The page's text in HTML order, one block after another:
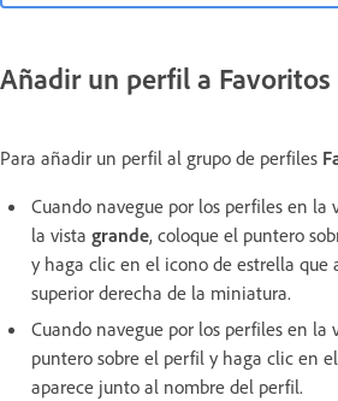
Añadir un perfil a Favoritos
Para añadir un perfil al grupo de perfiles
Cuando navegue por los perfiles en la
la vista grande, coloque el puntero
y haga clic en el icono de estrella que
superior derecha de la miniatura.
Cuando navegue por los perfiles en la
puntero sobre el perfil y haga clic en
aparece junto al nombre del perfil.